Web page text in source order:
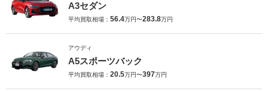
A3セダン
平均買取相場： 56.4万円〜283.8万円
アウディ
A5スポーツバック
平均買取相場： 20.5万円〜397万円